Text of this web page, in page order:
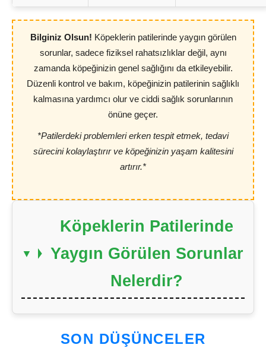
Bilginiz Olsun! Köpeklerin patilerinde yaygın görülen
sorunlar, sadece fiziksel rahatsızlıklar değil, aynı
zamanda köpeğinizin genel sağlığını da etkileyebilir.
Düzenli kontrol ve bakım, köpeğinizin patilerinin sağlıklı
kalmasına yardımcı olur ve ciddi sağlık sorunlarının
önüne geçer.
*Patilerdeki problemleri erken tespit etmek, tedavi
sürecini kolaylaştırır ve köpeğinizin yaşam kalitesini
artırır.*
Köpeklerin Patilerinde
Yaygın Görülen Sorunlar
Nelerdir?
SON DÜŞÜNCELER